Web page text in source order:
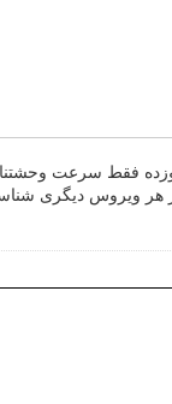
نوزده فقط سرعت
هر ویروس دیگری